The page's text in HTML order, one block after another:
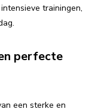
trainingen,
perfecte
een sterke en